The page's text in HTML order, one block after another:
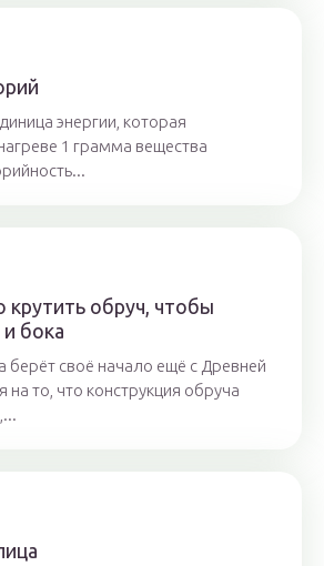
энергии, которая
1 грамма вещества
крутить обруч, чтобы
бока
берёт своё начало ещё с Древней
на то, что конструкция обруча